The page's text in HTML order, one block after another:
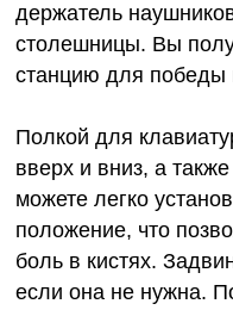
держатель
столешницы. Вы
станцию для победы
Полкой для
вверх и вниз, а
можете легко
положение, что
боль в кистях.
если она не нужна.